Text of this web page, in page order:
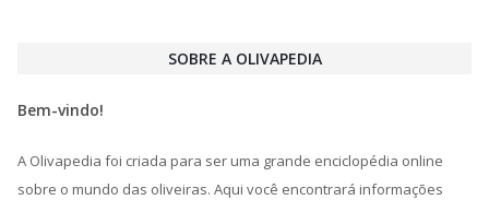
SOBRE A OLIVAPEDIA
Bem-vindo!
A Olivapedia foi criada para ser uma grande enciclopédia online
sobre o mundo das oliveiras. Aqui você encontrará informações